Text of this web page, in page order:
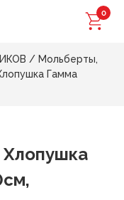
0
/ Мольберты,
Гамма